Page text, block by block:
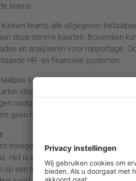
teams.
teams alle uitgegeven
deze slimme kaarten. Bovendien
en analyseren voor rapportage.
HR- en financiële systemen.
snel worden uitgegeven met
ideaal voor werknemers in
nodig hebben. Deze kaarten
geen rol meer speelt.
meegemaakt dat we onze pinpas of
Het is vaak een langdurig en
een nieuwe voordat nieuwe